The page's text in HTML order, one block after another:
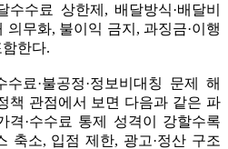
수료 상한제, 배달방식·배달비
무화, 불이익 금지, 과징금·이행
한다.
료·불공정·정보비대칭 문제 해
책 관점에서 보면 다음과 같은 파
격·수수료 통제 성격이 강할수록
축소, 입점 제한, 광고·정산 구조